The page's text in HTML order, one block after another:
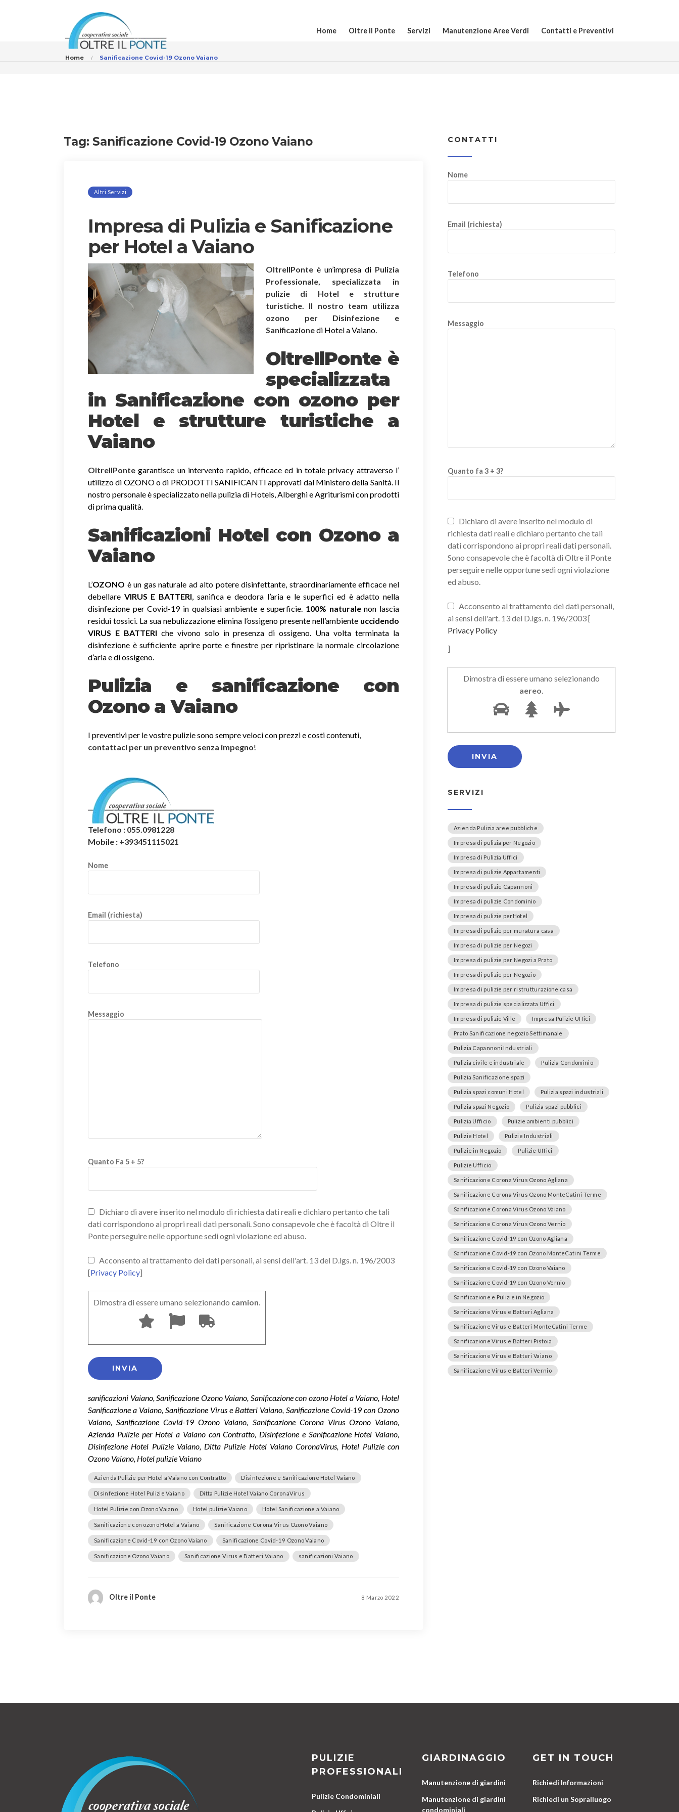
Home Oltre il Ponte Servizi Manutenzione Aree Verdi Contatti e Preventivi
Home Sanificazione Covid-19 Ozono Vaiano
Tag: Sanificazione Covid-19 Ozono Vaiano
Altri Servizi
Impresa di Pulizia e Sanificazione
per Hotel a Vaiano
OltreIlPonte è un’impresa di Pulizia
Professionale, specializzata in
pulizie di Hotel e strutture
turistiche. Il nostro team utilizza
ozono per Disinfezione e
Sanificazionedi Hotel a Vaiano.
OltreIlPonte è
specializzata
in Sanificazione con ozono per
Hotel e strutture turistiche a
Vaiano
OltreIlPonte garantisce un intervento rapido, efficace ed in totale privacy attraverso l’
utilizzo di OZONO o di PRODOTTI SANIFICANTI approvati dal Ministero della Sanità. Il
nostro personale è specializzato nella pulizia di Hotels, Alberghi e Agriturismi con prodotti
di prima qualità.
Sanificazioni Hotel con Ozono a
Vaiano
L’OZONO è un gas naturale ad alto potere disinfettante, straordinariamente efficace nel
debellare VIRUS E BATTERI, sanifica e deodora l’aria e le superfici ed è adatto nella
disinfezione per Covid-19 in qualsiasi ambiente e superficie. 100% naturalenon lascia
residui tossici. La sua nebulizzazione elimina l’ossigeno presente nell’ambiente uccidendo
VIRUS E BATTERI che vivono solo in presenza di ossigeno. Una volta terminata la
disinfezione è sufficiente aprire porte e finestre per ripristinare la normale circolazione
d’aria e di ossigeno.
Pulizia e sanificazione con
Ozono a Vaiano
I preventivi per le vostre pulizie sono sempre veloci con prezzi e costi contenuti,
contattaci per un preventivo senza impegno!
Telefono : 055.0981228
Mobile : +393451115021
Nome
Email (richiesta)
Telefono
Messaggio
Quanto Fa 5 + 5?
Dichiaro di avere inserito nel modulo di richiesta dati reali e dichiaro pertanto che tali
dati corrispondono ai propri reali dati personali. Sono consapevole che è facoltà di Oltre il
Ponte perseguire nelle opportune sedi ogni violazione ed abuso.
Acconsento al trattamento dei dati personali, ai sensi dell'art. 13 del D.lgs. n. 196/2003
[Privacy Policy]
Dimostra di essere umano selezionando camion.
sanificazioni Vaiano, Sanificazione Ozono Vaiano, Sanificazione con ozono Hotel a Vaiano, Hotel
Sanificazione a Vaiano, Sanificazione Virus e Batteri Vaiano, Sanificazione Covid-19 con Ozono
Vaiano, Sanificazione Covid-19 Ozono Vaiano, Sanificazione Corona Virus Ozono Vaiano,
Azienda Pulizie per Hotel a Vaiano con Contratto, Disinfezione e Sanificazione Hotel Vaiano,
Disinfezione Hotel Pulizie Vaiano, Ditta Pulizie Hotel Vaiano CoronaVirus, Hotel Pulizie con
Ozono Vaiano, Hotel pulizie Vaiano
Azienda Pulizie per Hotel a Vaiano con Contratto Disinfezione e Sanificazione Hotel Vaiano
Disinfezione Hotel Pulizie Vaiano Ditta Pulizie Hotel Vaiano CoronaVirus
Hotel Pulizie con Ozono Vaiano Hotel pulizie Vaiano Hotel Sanificazione a Vaiano
Sanificazione con ozono Hotel a Vaiano Sanificazione Corona Virus Ozono Vaiano
Sanificazione Covid-19 con Ozono Vaiano Sanificazione Covid-19 Ozono Vaiano
Sanificazione Ozono Vaiano Sanificazione Virus e Batteri Vaiano sanificazioni Vaiano
Oltre il Ponte 8 Marzo 2022
CONTATTI
Nome
Email (richiesta)
Telefono
Messaggio
Quanto fa 3 + 3?
Dichiaro di avere inserito nel modulo di
richiesta dati reali e dichiaro pertanto che tali
dati corrispondono ai propri reali dati personali.
Sono consapevole che è facoltà di Oltre il Ponte
perseguire nelle opportune sedi ogni violazione
ed abuso.
Acconsento al trattamento dei dati personali,
ai sensi dell'art. 13 del D.lgs. n. 196/2003 [
Privacy Policy
]
Dimostra di essere umano selezionando
aereo.
SERVIZI
Azienda Pulizia aree pubbliche
Impresa di pulizia per Negozio
Impresa di Pulizia Uffici
Impresa di pulizie Appartamenti
Impresa di pulizie Capannoni
Impresa di pulizie Condominio
Impresa di pulizie perHotel
Impresa di pulizie per muratura casa
Impresa di pulizie per Negozi
Impresa di pulizie per Negozi a Prato
Impresa di pulizie per Negozio
Impresa di pulizie per ristrutturazione casa
Impresa di pulizie specializzata Uffici
Impresa di pulizie Ville Impresa Pulizie Uffici
Prato Sanificazione negozio Settimanale
Pulizia Capannoni Industriali
Pulizia civile e industriale Pulizia Condominio
Pulizia Sanificazione spazi
Pulizia spazi comuni Hotel Pulizia spazi industriali
Pulizia spazi Negozio Pulizia spazi pubblici
Pulizia Ufficio Pulizie ambienti pubblici
Pulizie Hotel Pulizie Industriali
Pulizie in Negozio Pulizie Uffici
Pulizie Ufficio
Sanificazione Corona Virus Ozono Agliana
Sanificazione Corona Virus Ozono MonteCatini Terme
Sanificazione Corona Virus Ozono Vaiano
Sanificazione Corona Virus Ozono Vernio
Sanificazione Covid-19 con Ozono Agliana
Sanificazione Covid-19 con Ozono MonteCatini Terme
Sanificazione Covid-19 con Ozono Vaiano
Sanificazione Covid-19 con Ozono Vernio
Sanificazione e Pulizie in Negozio
Sanificazione Virus e Batteri Agliana
Sanificazione Virus e Batteri MonteCatini Terme
Sanificazione Virus e Batteri Pistoia
Sanificazione Virus e Batteri Vaiano
Sanificazione Virus e Batteri Vernio
PULIZIE
PROFESSIONALI
Pulizie Condominiali
GIARDINAGGIO
Manutenzione di giardini
Manutenzione di giardini
condominiali
GET IN TOUCH
Richiedi Informazioni
Richiedi un Sopralluogo